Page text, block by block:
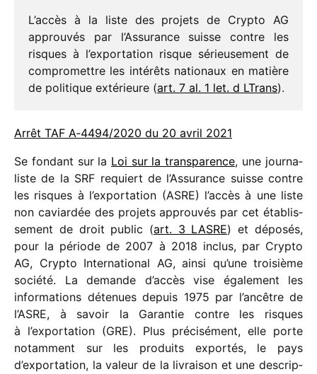
L’accès à la liste des projets de Crypto AG
approu­vés par l’Assurance suisse contre les
risques à l’exportation risque sérieu­se­ment de
compro­mettre les inté­rêts natio­naux en matière
de poli­tique exté­rieure (art. 7 al. 1 let. d LTrans).
Arrêt TAF A‑4494/​2020 du 20 avril 2021
Se fondant sur la Loi sur la trans­pa­rence, une jour­na­
liste de la SRF requiert de l’Assurance suisse contre
les risques à l’exportation (ASRE) l’accès à une liste
non caviar­dée des projets approu­vés par cet établis­
se­ment de droit public (art. 3 LASRE) et dépo­sés,
pour la période de 2007 à 2018 inclus, par Crypto
AG, Crypto International AG, ainsi qu’une troi­sième
société. La demande d’accès vise égale­ment les
infor­ma­tions déte­nues depuis 1975 par l’ancêtre de
l’ASRE, à savoir la Garantie contre les risques
à l’exportation (GRE). Plus préci­sé­ment, elle porte
notam­ment sur les produits expor­tés, le pays
d’exportation, la valeur de la livrai­son et une descrip­